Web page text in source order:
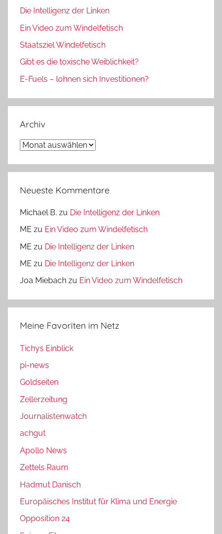
Die Intelligenz der Linken
Ein Video zum Windelfetisch
Staatsziel Windelfetisch
Gibt es die toxische Weiblichkeit?
E-Fuels – lohnen sich Investitionen?
Archiv
Archiv
Neueste Kommentare
Michael B. zu Die Intelligenz der Linken
ME zu Ein Video zum Windelfetisch
ME zu Die Intelligenz der Linken
ME zu Die Intelligenz der Linken
Joa Miebach zu Ein Video zum Windelfetisch
Meine Favoriten im Netz
Tichys Einblick
pi-news
Goldseiten
Zellerzeitung
Journalistenwatch
achgut
Apollo News
Zettels Raum
Hadmut Danisch
Europäisches Institut für Klima und Energie
Opposition 24